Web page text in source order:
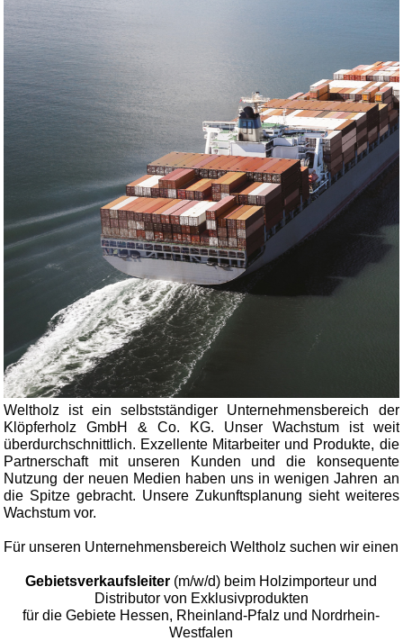
Weltholz ist ein selbstständiger Unternehmensbereich der
Klöpferholz GmbH & Co. KG. Unser Wachstum ist weit
überdurchschnittlich. Exzellente Mitarbeiter und Produkte, die
Partnerschaft mit unseren Kunden und die konsequente
Nutzung der neuen Medien haben uns in wenigen Jahren an
die Spitze gebracht. Unsere Zukunftsplanung sieht weiteres
Wachstum vor.
Für unseren Unternehmensbereich Weltholz suchen wir einen
Gebietsverkaufsleiter (m/w/d) beim Holzimporteur und
Distributor von Exklusivprodukten
für die Gebiete Hessen, Rheinland-Pfalz und Nordrhein-
Westfalen